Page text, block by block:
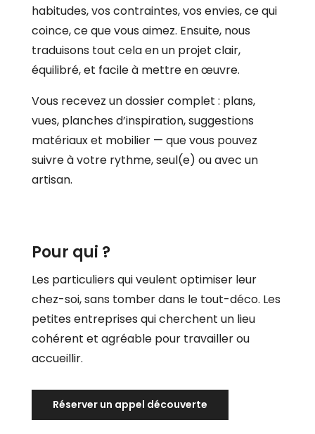
habitudes, vos contraintes, vos envies, ce qui
coince, ce que vous aimez. Ensuite, nous
traduisons tout cela en un projet clair,
équilibré, et facile à mettre en œuvre.
Vous recevez un dossier complet : plans,
vues, planches d’inspiration, suggestions
matériaux et mobilier — que vous pouvez
suivre à votre rythme, seul(e) ou avec un
artisan.
Pour qui ?
Les particuliers qui veulent optimiser leur
chez-soi, sans tomber dans le tout-déco. Les
petites entreprises qui cherchent un lieu
cohérent et agréable pour travailler ou
accueillir.
Réserver un appel découverte